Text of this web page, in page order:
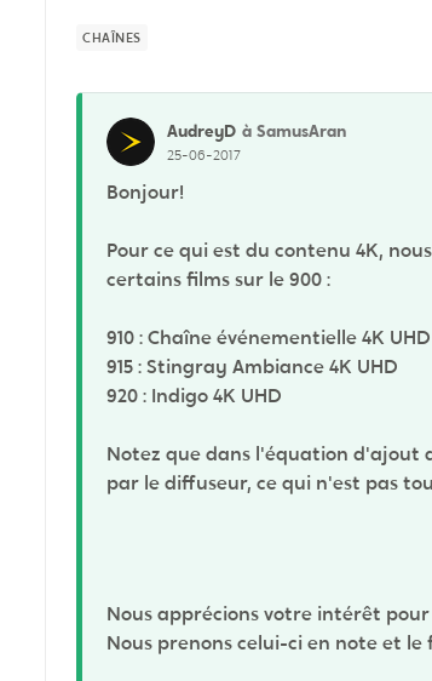
CHAÎNES
AudreyD à SamusAran
25-06-2017
Bonjour!
Pour ce qui est du contenu 4K,
certains films sur le 900 :
910 : Chaîne événementielle 4K UHD
915 : Stingray Ambiance 4K UHD
920 : Indigo 4K UHD
Notez que dans l'équation d'ajout
par le diffuseur, ce qui n'est pas
Nous apprécions votre intérêt
Nous prenons celui-ci en note et